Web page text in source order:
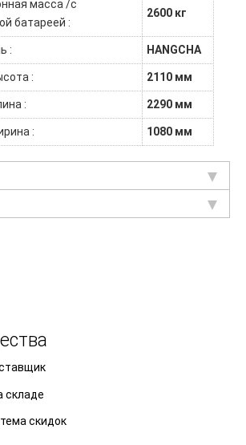
масса /с
батареей :
2600 кг
: HANGCHA
: 2110 мм
: 2290 мм
: 1080 мм
складе
скидок